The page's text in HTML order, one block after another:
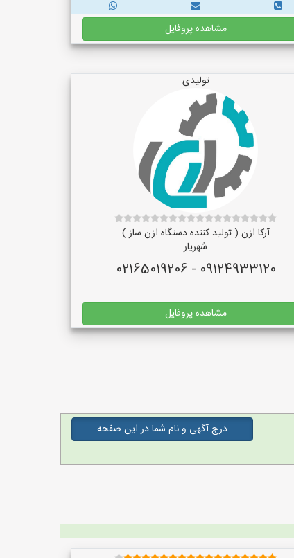
مشاهده پروفایل
تولیدی
آرکا ازن ( تولید کننده دستگاه ازن ساز )
شهریار
09124933120 - 02165019206
مشاهده پروفایل
درج آگهی و نام شما در این صفحه